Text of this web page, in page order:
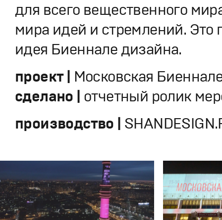
для всего вещественного
мира идей и стремлений. Это
идея Биеннале дизайна.
проект | Московская
сделано | отчетный ролик
производство |